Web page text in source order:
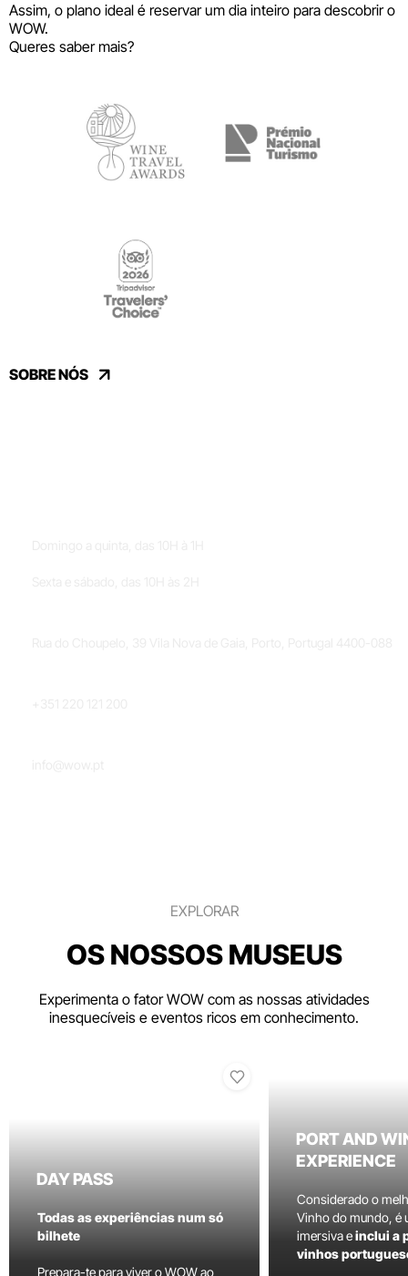
Assim, o plano ideal é reservar um dia inteiro para descobrir o
WOW.
Queres saber mais?
SOBRE NÓS
EXPLORAR
OS NOSSOS MUSEUS
Experimenta o fator WOW com as nossas atividades
inesquecíveis e eventos ricos em conhecimento.
DAY PASS
Todas as experiências num só
bilhete
Prepara-te para viver o WOW ao
PORT AND
EXPERIENCE
Considerado o
Vinho do mundo, é
imersiva einclui a
vinhos